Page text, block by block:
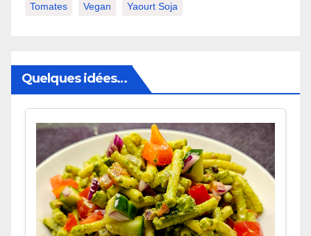
Tomates Vegan Yaourt Soja
Quelques idées…